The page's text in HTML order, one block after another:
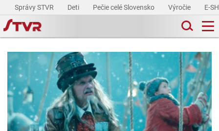
Správy STVR Deti Pečie celé Slovensko Výročie E-